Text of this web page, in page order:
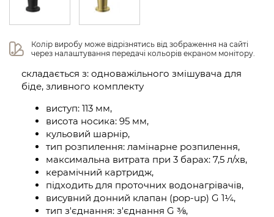
Колір виробу може відрізнятись від зображення на сайті
через налаштування передачі кольорів екраном монітору.
складається з: одноважільного змішувача для
біде, зливного комплекту
виступ: 113 мм,
висота носика: 95 мм,
кульовий шарнір,
тип розпилення: ламінарне розпилення,
максимальна витрата при 3 барах: 7,5 л/хв,
керамічний картридж,
підходить для проточних водонагрівачів,
висувний донний клапан (pop-up) G 1¼,
тип з'єднання: з'єднання G ⅜,